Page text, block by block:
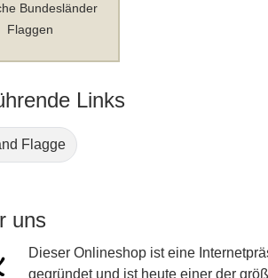
Bundesländer
Flaggen
Links
Flagge
uns
Dieser Onlineshop ist eine
gegründet und ist heute einer der